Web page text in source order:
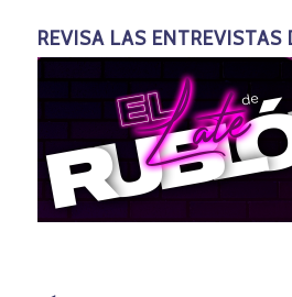
REVISA LAS ENTREVISTAS